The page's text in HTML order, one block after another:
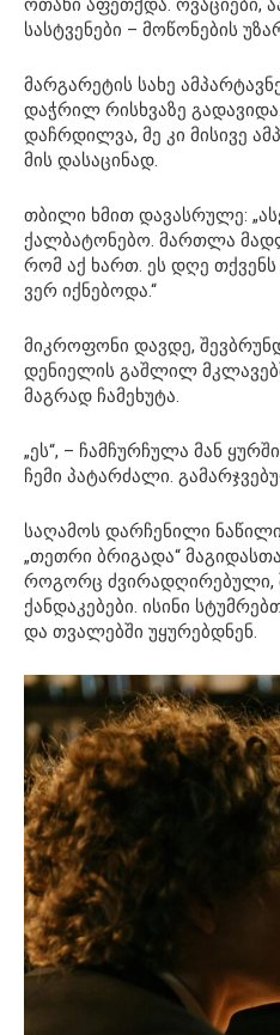
ოთახი აფეთქდა. ოვაციები,
სასტვენები – მოწონების
მარგარეტის სახე
დაჭრილ რისხვაზე გადავიდა.
დაჩრდილვა, მე კი მისივე
მის დასაცინად.
თბილი ხმით დავასრულე:
ქალბატონებო. მართლა
რომ აქ ხართ. ეს დღე თქვენს
ვერ იქნებოდა.“
მიკროფონი დავდე,
დენიელის გაშლილ
მაგრად ჩამეხუტა.
„ეს“, – ჩამჩურჩულა მან
ჩემი პატარძალი.
საღამოს დარჩენილი
„თეთრი ბრიგადა“
როგორც ძვირადღირებული,
ქანდაკებები. ისინი
და თვალებში უყურებდნენ.